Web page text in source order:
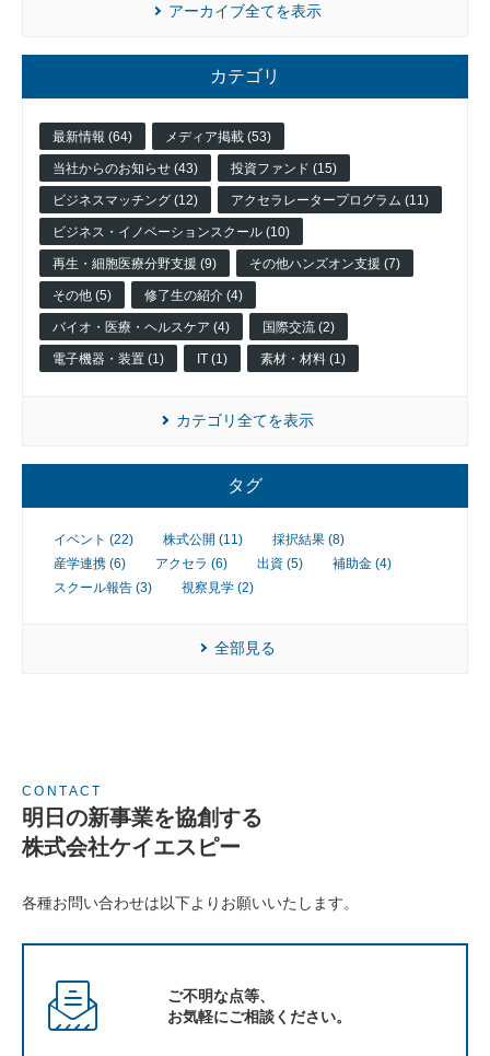
入
居
企
業
投
資
先
企
アーカイブ全てを表示
カテゴリ
最新情報 (64) メディア掲載 (53)
当社からのお知らせ (43) 投資ファンド (15)
ビジネスマッチング (12) アクセラレータープログラム (11)
ビジネス・イノベーションスクール (10)
再生・細胞医療分野支援 (9) その他ハンズオン支援 (7)
その他 (5) 修了生の紹介 (4)
バイオ・医療・ヘルスケア (4) 国際交流 (2)
電子機器・装置 (1) IT (1) 素材・材料 (1)
カテゴリ全てを表示
タグ
イベント (22) 株式公開 (11)
採択結果 (8)
産学連携 (6)
アクセラ (6) 出資 (5)
補助金 (4)
スクール報告 (3)
視察見学 (2)
全部見る
CONTACT
明日の新事業を協創する
株式会社ケイエスピー
各種お問い合わせは以下よりお願いいたします。
ご不明な点等、
お気軽にご相談ください。